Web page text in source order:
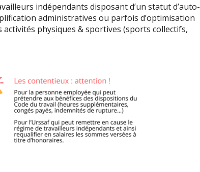
indépendants disposant d’un statut d’auto-
administratives ou parfois d’optimisation
physiques & sportives (sports collectifs,